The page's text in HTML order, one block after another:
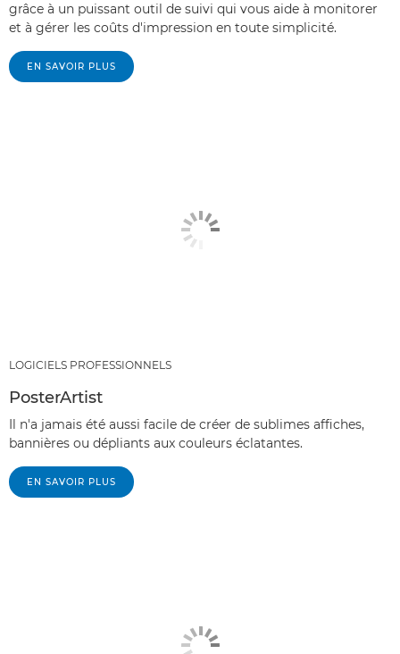
grâce à un puissant outil de suivi qui vous aide à monitorer
et à gérer les coûts d'impression en toute simplicité.
EN SAVOIR PLUS
LOGICIELS PROFESSIONNELS
PosterArtist
Il n'a jamais été aussi facile de créer de sublimes affiches,
bannières ou dépliants aux couleurs éclatantes.
EN SAVOIR PLUS